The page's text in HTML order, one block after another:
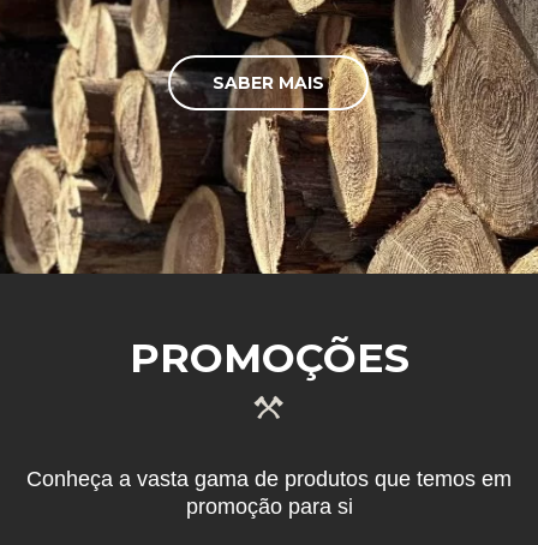
SABER MAIS
PROMOÇÕES
Conheça a vasta gama de produtos que temos em
promoção para si